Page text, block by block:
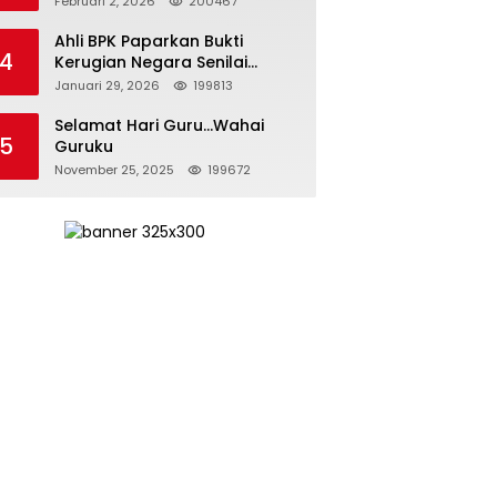
Bertanggung Jawab
Ahli BPK Paparkan Bukti
Kerugian Negara Senilai
Rp285 Triliun dalam
Pertamina
Januari 29, 2026 199813
Selamat Hari Guru…Wahai
Guruku
November 25, 2025 199672